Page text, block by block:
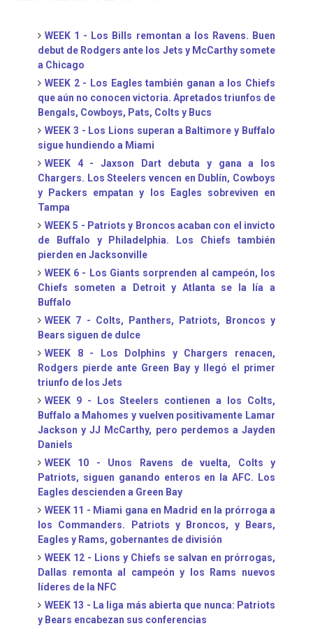
WEEK 1 - Los Bills remontan a los Ravens. Buen
debut de Rodgers ante los Jets y McCarthy somete
a Chicago
WEEK 2 - Los Eagles también ganan a los Chiefs
que aún no conocen victoria. Apretados triunfos de
Bengals, Cowboys, Pats, Colts y Bucs
WEEK 3 - Los Lions superan a Baltimore y Buffalo
sigue hundiendo a Miami
WEEK 4 - Jaxson Dart debuta y gana a los
Chargers. Los Steelers vencen en Dublín, Cowboys
y Packers empatan y los Eagles sobreviven en
Tampa
WEEK 5 - Patriots y Broncos acaban con el invicto
de Buffalo y Philadelphia. Los Chiefs también
pierden en Jacksonville
WEEK 6 - Los Giants sorprenden al campeón, los
Chiefs someten a Detroit y Atlanta se la lía a
Buffalo
WEEK 7 - Colts, Panthers, Patriots, Broncos y
Bears siguen de dulce
WEEK 8 - Los Dolphins y Chargers renacen,
Rodgers pierde ante Green Bay y llegó el primer
triunfo de los Jets
WEEK 9 - Los Steelers contienen a los Colts,
Buffalo a Mahomes y vuelven positivamente Lamar
Jackson y JJ McCarthy, pero perdemos a Jayden
Daniels
WEEK 10 - Unos Ravens de vuelta, Colts y
Patriots, siguen ganando enteros en la AFC. Los
Eagles descienden a Green Bay
WEEK 11 - Miami gana en Madrid en la prórroga a
los Commanders. Patriots y Broncos, y Bears,
Eagles y Rams, gobernantes de división
WEEK 12 - Lions y Chiefs se salvan en prórrogas,
Dallas remonta al campeón y los Rams nuevos
líderes de la NFC
WEEK 13 - La liga más abierta que nunca: Patriots
y Bears encabezan sus conferencias